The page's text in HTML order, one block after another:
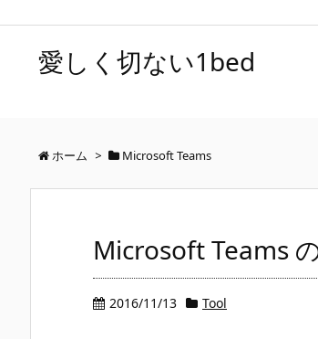
愛しく切ない1bed
ホーム > Microsoft Teams
Microsoft Teams
2016/11/13 Tool